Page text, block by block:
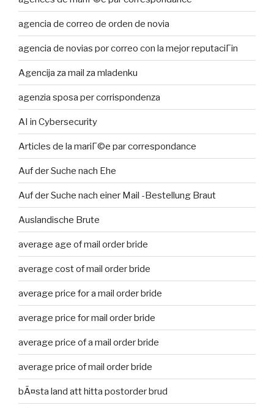
agencia de correo de orden de novia
agencia de novias por correo con la mejor reputaciГіn
Agencija za mail za mladenku
agenzia sposa per corrispondenza
AI in Cybersecurity
Articles de la mariГ©e par correspondance
Auf der Suche nach Ehe
Auf der Suche nach einer Mail -Bestellung Braut
Auslandische Brute
average age of mail order bride
average cost of mail order bride
average price for a mail order bride
average price for mail order bride
average price of a mail order bride
average price of mail order bride
bÃ¤sta land att hitta postorder brud